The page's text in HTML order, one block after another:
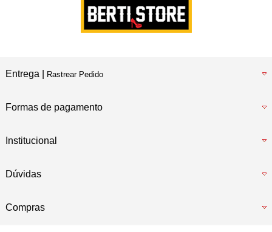
Entrega | Rastrear Pedido
Formas de pagamento
Institucional
Dúvidas
Compras